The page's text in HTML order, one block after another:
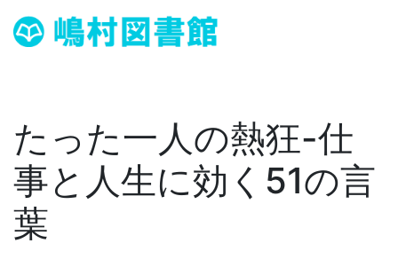
たった一人の熱狂-仕
事と人生に効く51の言
葉